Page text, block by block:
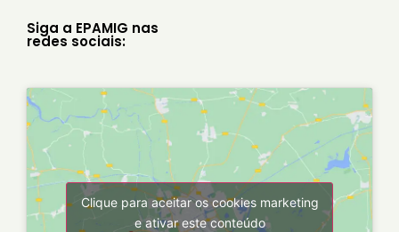
Siga a EPAMIG nas
redes sociais:
Clique para aceitar os cookies marketing
e ativar este conteúdo